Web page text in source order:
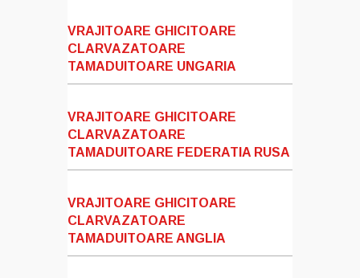
VRAJITOARE GHICITOARE
CLARVAZATOARE
TAMADUITOARE UNGARIA
VRAJITOARE GHICITOARE
CLARVAZATOARE
TAMADUITOARE FEDERATIA RUSA
VRAJITOARE GHICITOARE
CLARVAZATOARE
TAMADUITOARE ANGLIA